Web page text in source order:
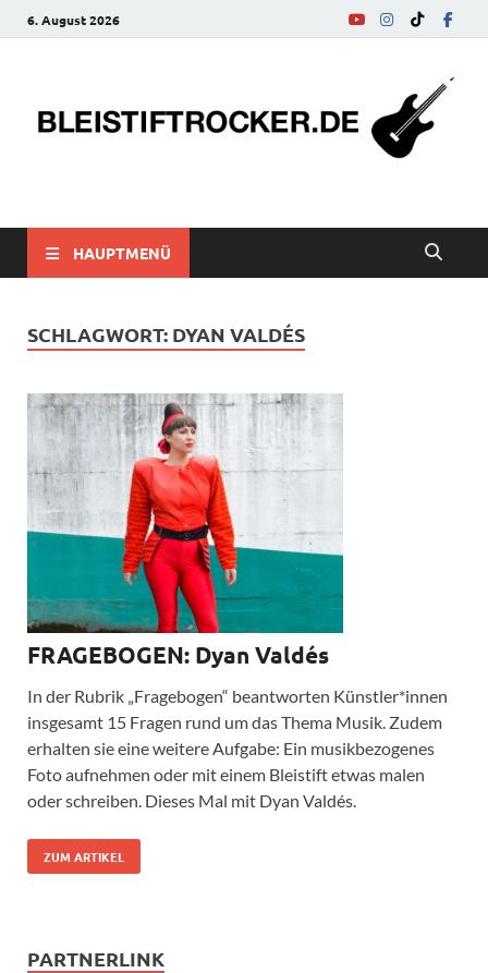
6. August 2026
bleistiftrocker.de
HAUPTMENÜ
SCHLAGWORT: DYAN VALDÉS
FRAGEBOGEN: Dyan Valdés
In der Rubrik „Fragebogen“ beantworten Künstler*innen
insgesamt 15 Fragen rund um das Thema Musik. Zudem
erhalten sie eine weitere Aufgabe: Ein musikbezogenes
Foto aufnehmen oder mit einem Bleistift etwas malen
oder schreiben. Dieses Mal mit Dyan Valdés.
ZUM ARTIKEL
PARTNERLINK